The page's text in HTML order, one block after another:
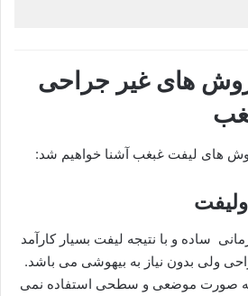
های غیر جراحی
های لیفت غبغب آشنا خواهیم شد:
ساده و با نتیجه لیفت بسیار کارآمد
ولی بدون نیاز به بیهوشی می باشد.
به صورت موضعی و سطحی استفاده نمی